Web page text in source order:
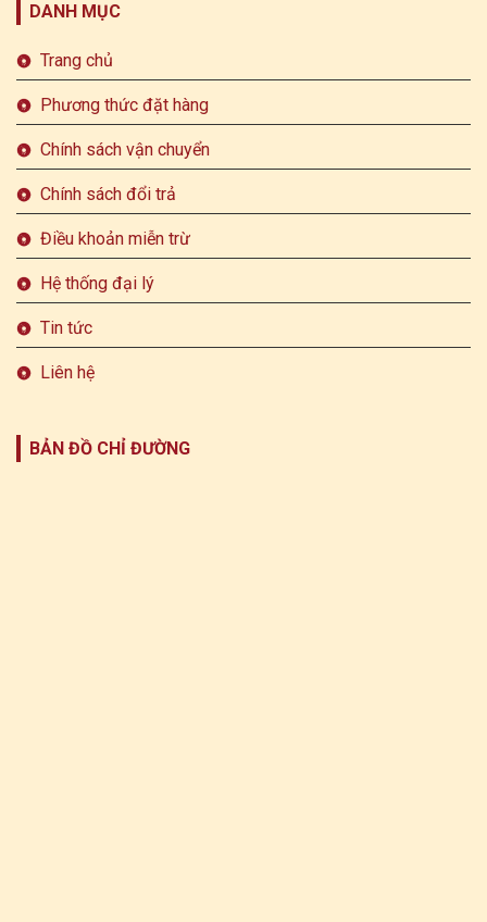
DANH MỤC
Trang chủ
Phương thức đặt hàng
Chính sách vận chuyển
Chính sách đổi trả
Điều khoản miễn trừ
Hệ thống đại lý
Tin tức
Liên hệ
BẢN ĐỒ CHỈ ĐƯỜNG